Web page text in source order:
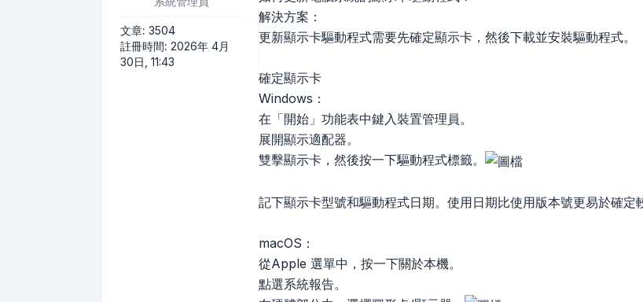
文章: 3504
註冊時間: 2026年 4月
30日, 11:43
解決方案：
更新顯示卡驅動程式需要先確定顯示卡，然後下載並安裝驅動程式。
確定顯示卡
Windows：
在「開始」功能表中鍵入裝置管理員。
展開顯示適配器。
雙擊顯示卡，然後按一下驅動程式標籤。
記下顯示卡型號和驅動程式日期。使用日期比使用版本號更易於確定
macOS：
從Apple 選單中，按一下關於本機。
點選系統報告。